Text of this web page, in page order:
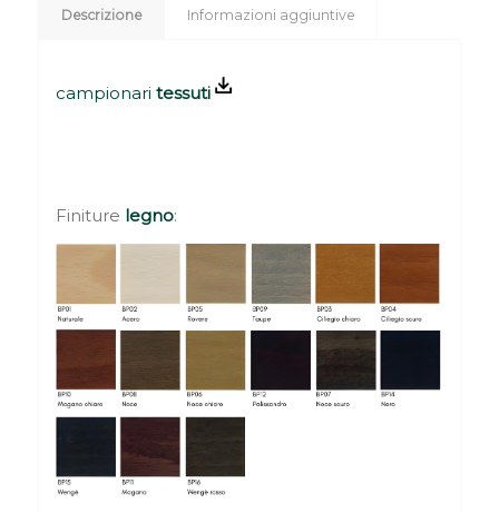
Descrizione Informazioni aggiuntive
campionari tessuti
Finiture legno: